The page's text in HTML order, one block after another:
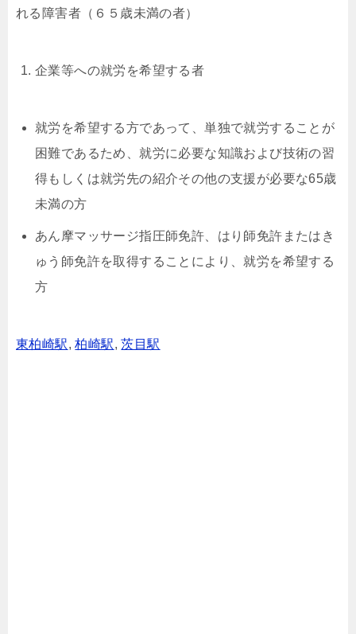
れる障害者（６５歳未満の者）
企業等への就労を希望する者
就労を希望する方であって、単独で就労することが
困難であるため、就労に必要な知識および技術の習
得もしくは就労先の紹介その他の支援が必要な65歳
未満の方
あん摩マッサージ指圧師免許、はり師免許またはき
ゅう師免許を取得することにより、就労を希望する
方
東柏崎駅,柏崎駅,茨目駅